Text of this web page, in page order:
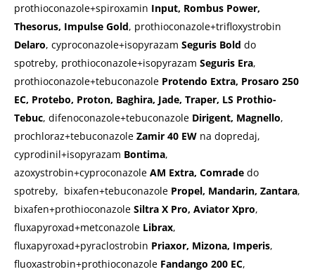
prothioconazole+spiroxamin Input, Rombus Power,
Thesorus, Impulse Gold, prothioconazole+trifloxystrobin
Delaro, cyproconazole+isopyrazam Seguris Bold do
spotreby, prothioconazole+isopyrazam Seguris Era,
prothioconazole+tebuconazole Protendo Extra, Prosaro 250
EC, Protebo, Proton, Baghira, Jade, Traper, LS Prothio-
Tebuc, difenoconazole+tebuconazole Dirigent, Magnello,
prochloraz+tebuconazole Zamir 40 EW na dopredaj,
cyprodinil+isopyrazam Bontima,
azoxystrobin+cyproconazole AM Extra, Comrade do
spotreby, bixafen+tebuconazole Propel, Mandarin, Zantara,
bixafen+prothioconazole Siltra X Pro, Aviator Xpro,
fluxapyroxad+metconazole Librax,
fluxapyroxad+pyraclostrobin Priaxor, Mizona, Imperis,
fluoxastrobin+prothioconazole Fandango 200 EC,